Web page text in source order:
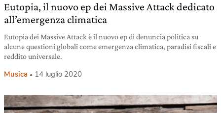
Eutopia, il nuovo ep dei Massive Attack dedicato
all’emergenza climatica
Eutopia dei Massive Attack è il nuovo ep di denuncia politica su
alcune questioni globali come emergenza climatica, paradisi fiscali e
reddito universale.
Musica 14 luglio 2020